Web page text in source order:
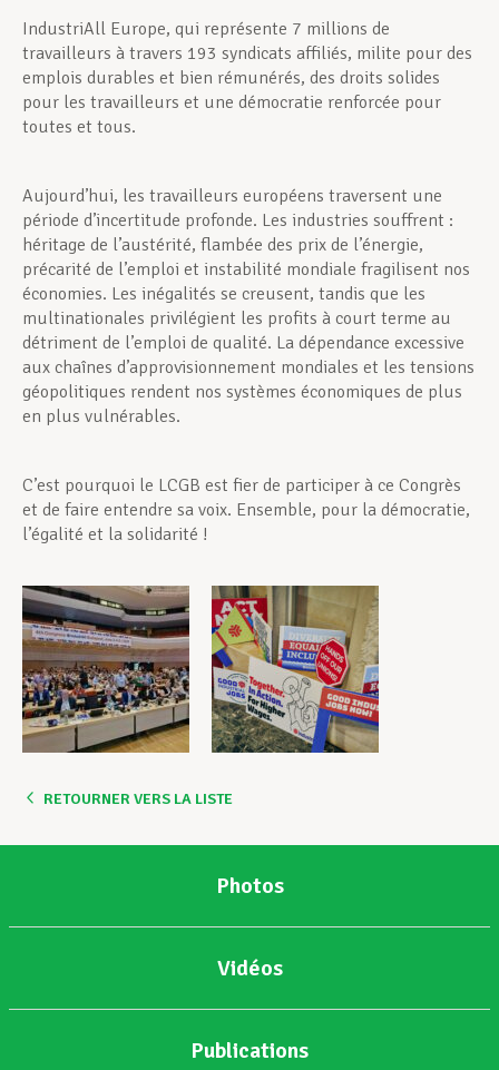
IndustriAll Europe, qui représente 7 millions de
travailleurs à travers 193 syndicats affiliés, milite pour des
emplois durables et bien rémunérés, des droits solides
pour les travailleurs et une démocratie renforcée pour
toutes et tous.
Aujourd’hui, les travailleurs européens traversent une
période d’incertitude profonde. Les industries souffrent :
héritage de l’austérité, flambée des prix de l’énergie,
précarité de l’emploi et instabilité mondiale fragilisent nos
économies. Les inégalités se creusent, tandis que les
multinationales privilégient les profits à court terme au
détriment de l’emploi de qualité. La dépendance excessive
aux chaînes d’approvisionnement mondiales et les tensions
géopolitiques rendent nos systèmes économiques de plus
en plus vulnérables.
C’est pourquoi le LCGB est fier de participer à ce Congrès
et de faire entendre sa voix. Ensemble, pour la démocratie,
l’égalité et la solidarité !
RETOURNER VERS LA LISTE
Photos
Vidéos
Publications